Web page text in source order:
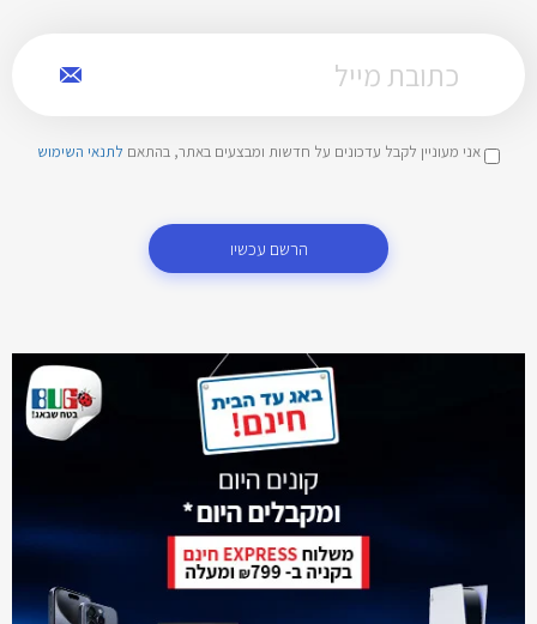
אני מעוניין לקבל עדכונים על חדשות ומבצעים באתר, בהתאם לתנאי השימוש
הרשם עכשיו